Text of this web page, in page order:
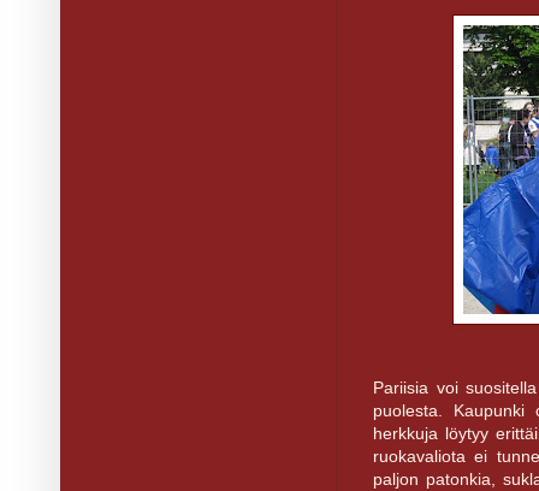
Pariisia voi
puolesta.
herkkuja löytyy
ruokavaliota ei
paljon patonkia,